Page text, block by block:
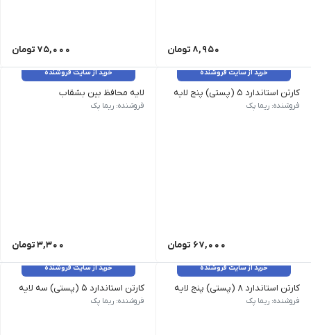
8,950 تومان 75,000 تومان
خرید از سایت فروشنده
کارتن استاندارد 5 (پستی) پنج لایه
فروشنده: ریما پک
67,000 تومان
خرید از سایت فروشنده
لایه محافظ بین بشقاب
طول 25cm - عرض 25cm - تعداد در بسته 150 عدد
فروشنده: ریما پک
3,300تومان
خرید از سایت فروشنده
کارتن استاندارد 8 (پستی) پنج لایه
فروشنده: ریما پک
خرید از سایت فروشنده
کارتن استاندارد 5 (پستی) سه لایه
فروشنده: ریما پک